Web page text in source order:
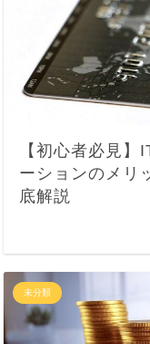
【初心者必見】
ーションのメリ
底解説
未分類